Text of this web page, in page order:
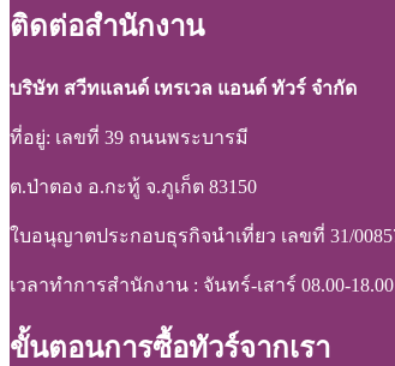
ติดต่อสำนักงาน
บริษัท สวีทแลนด์ เทรเวล แอนด์ ทัวร์ จำกัด
ที่อยู่: เลขที่ 39 ถนนพระบารมี
ต.ป่าตอง อ.กะทู้ จ.ภูเก็ต 83150
ใบอนุญาตประกอบธุรกิจนำเที่ยว เลขที่ 31/
เวลาทำการสำนักงาน : จันทร์-เสาร์ 08.00-18.00
ขั้นตอนการซื้อทัวร์จากเรา